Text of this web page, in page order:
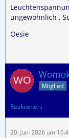
ungewöhnlich .
Oesie
Mitglied
Reaktionen
20. Juni 2026 um